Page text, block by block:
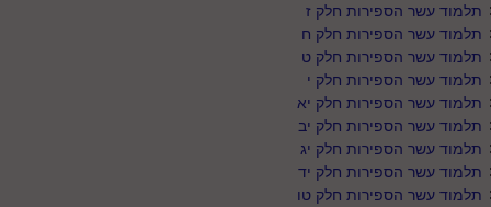
תלמוד עשר הספירות חלק ז
תלמוד עשר הספירות חלק ח
תלמוד עשר הספירות חלק ט
תלמוד עשר הספירות חלק י
תלמוד עשר הספירות חלק יא
תלמוד עשר הספירות חלק יב
תלמוד עשר הספירות חלק יג
תלמוד עשר הספירות חלק יד
תלמוד עשר הספירות חלק טו